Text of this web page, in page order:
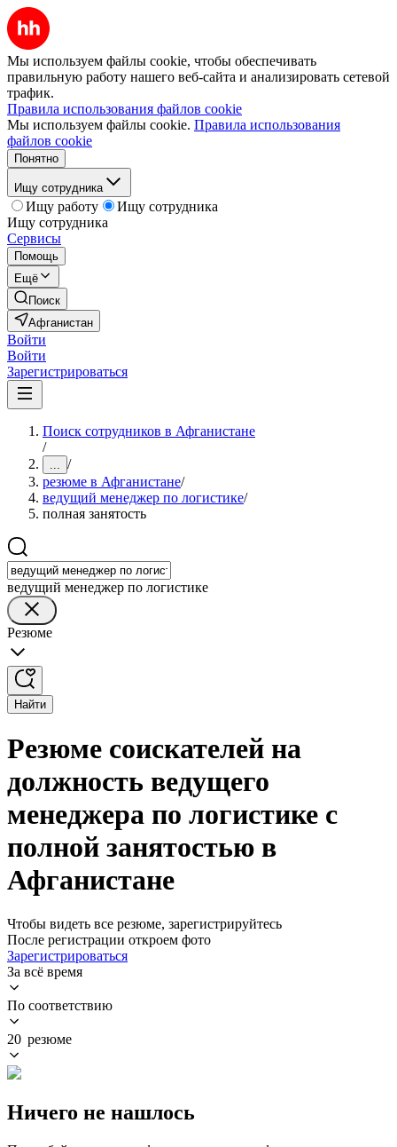
Мы используем файлы cookie, чтобы обеспечивать
правильную работу нашего веб-сайта и анализировать сетевой
трафик.
Правила использования файлов cookie
Мы используем файлы cookie. Правила использования
файлов cookie
Понятно
Ищу сотрудника
Ищу работу
Ищу сотрудника
Ищу сотрудника
Сервисы
Помощь
Ещё
Поиск
Афганистан
Войти
Войти
Зарегистрироваться
Поиск сотрудников в Афганистане
/
... /
резюме в Афганистане/
ведущий менеджер по логистике/
полная занятость
ведущий менеджер по логистике
Резюме
Найти
Резюме соискателей на
должность ведущего
менеджера по логистике с
полной занятостью в
Афганистане
Чтобы видеть все резюме, зарегистрируйтесь
После регистрации откроем фото
Зарегистрироваться
За всё время
По соответствию
20 резюме
Ничего не нашлось